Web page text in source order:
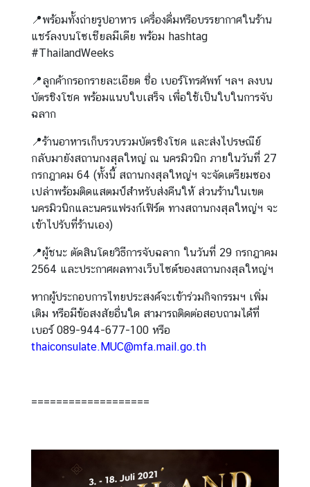
อ
า
า
ร
ไ
ย
กิ
จ
ก
ร
ม
/
บ
ท
ค
ลื
📍พร้อมทั้งถ่ายรูปอาหาร เครื่องดื่มหรือบรรยากาศในร้าน
แชร์ลงบนโซเชียลมีเดีย พร้อม hashtag
#ThailandWeeks
📍ลูกค้ากรอกรายละเอียด ชื่อ เบอร์โทรศัพท์ ฯลฯ ลงบน
บัตรชิงโชค พร้อมแนบใบเสร็จ เพื่อใช้เป็นใบในการจับ
ฉลาก
📍ร้านอาหารเก็บรวบรวมบัตรชิงโชค และส่งไปรษณีย์
กลับมายังสถานกงสุลใหญ่ ณ นครมิวนิก ภายในวันที่ 27
กรกฎาคม 64 (ทั้งนี้ สถานกงสุลใหญ่ฯ จะจัดเตรียมซอง
เปล่าพร้อมติดแสตมป์สำหรับส่งคืนให้ ส่วนร้านในเขต
นครมิวนิกและนครแฟรงก์เฟิร์ต ทางสถานกงสุลใหญ่ฯ จะ
เข้าไปรับที่ร้านเอง)
📍ผู้ชนะ ตัดสินโดยวิธีการจับฉลาก ในวันที่ 29 กรกฎาคม
2564 และประกาศผลทางเว็บไซต์ของสถานกงสุลใหญ่ฯ
หากผู้ประกอบการไทยประสงค์จะเข้าร่วมกิจกรรมฯ เพิ่ม
เติม หรือมีข้อสงสัยอื่นใด สามารถติดต่อสอบถามได้ที่
เบอร์ 089-944-677-100 หรือ
thaiconsulate.MUC@mfa.mail.go.th
===================